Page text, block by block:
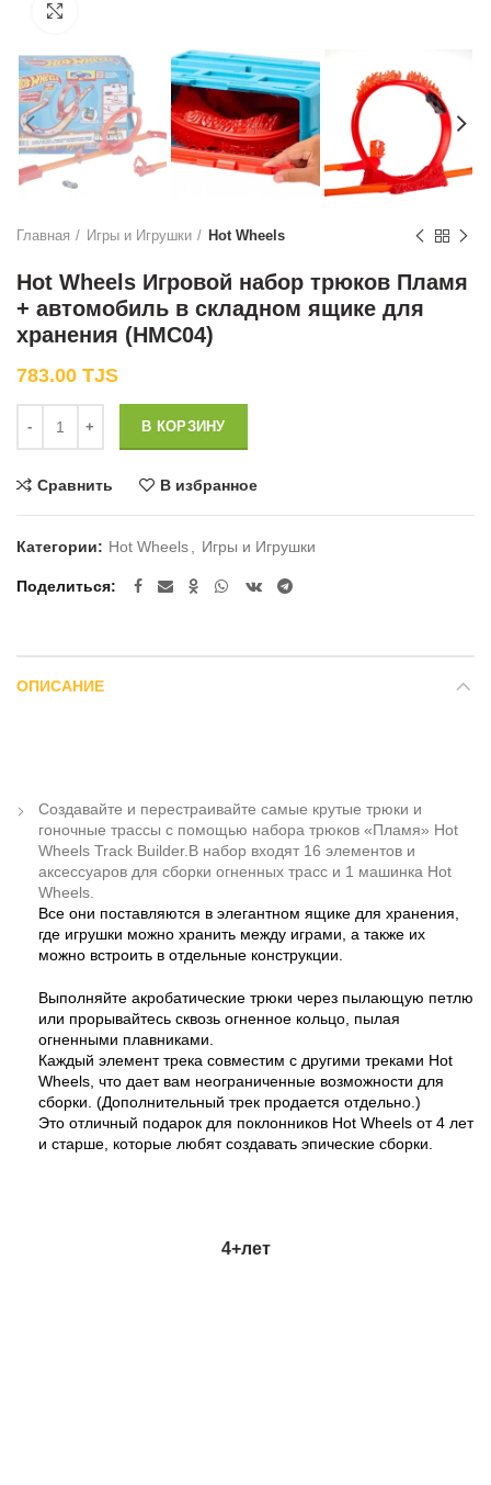
Главная Игры и Игрушки Hot Wheels
Hot Wheels Игровой набор трюков Пламя
+ автомобиль в складном ящике для
хранения (HMC04)
783.00 TJS
В КОРЗИНУ
Сравнить В избранное
Категории: Hot Wheels, Игры и Игрушки
Поделиться
ОПИСАНИЕ
Создавайте и перестраивайте самые крутые трюки и
гоночные трассы с помощью набора трюков «Пламя» Hot
Wheels Track Builder.В набор входят 16 элементов и
аксессуаров для сборки огненных трасс и 1 машинка Hot
Wheels.
Все они поставляются в элегантном ящике для хранения,
где игрушки можно хранить между играми, а также их
можно встроить в отдельные конструкции.
Выполняйте акробатические трюки через пылающую петлю
или прорывайтесь сквозь огненное кольцо, пылая
огненными плавниками.
Каждый элемент трека совместим с другими треками Hot
Wheels, что дает вам неограниченные возможности для
сборки. (Дополнительный трек продается отдельно.)
Это отличный подарок для поклонников Hot Wheels от 4 лет
и старше, которые любят создавать эпические сборки.
4+лет